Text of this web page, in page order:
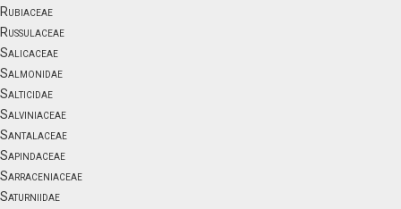
Rubiaceae
Russulaceae
Salicaceae
Salmonidae
Salticidae
Salviniaceae
Santalaceae
Sapindaceae
Sarraceniaceae
Saturniidae